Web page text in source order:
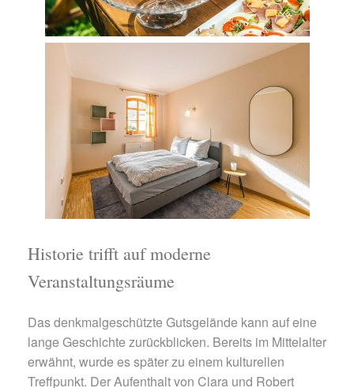
Historie trifft auf moderne
Veranstaltungsräume
Das denkmalgeschützte Gutsgelände kann auf eine
lange Geschichte zurückblicken. Bereits im Mittelalter
erwähnt, wurde es später zu einem kulturellen
Treffpunkt. Der Aufenthalt von Clara und Robert